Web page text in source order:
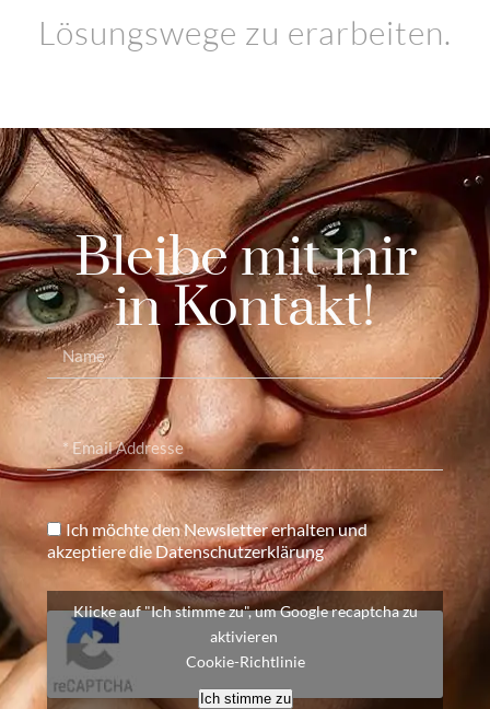
Lösungswege zu erarbeiten.
Bleibe mit mir
in Kontakt!
Ich möchte den Newsletter erhalten und
akzeptiere die Datenschutzerklärung
Klicke auf "Ich stimme zu", um Google recaptcha zu
aktivieren
Cookie-Richtlinie
Ich stimme zu